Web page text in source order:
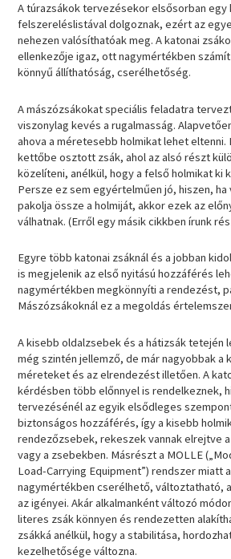
A túrazsákok tervezésekor elsősorban
felszereléslistával dolgoznak, ezért az
nehezen valósíthatóak meg. A katonai
ellenkezője igaz, ott nagymértékben
könnyű állíthatóság, cserélhetőség.
A mászózsákokat speciális feladatra
viszonylag kevés a rugalmasság.
ahova a méretesebb holmikat lehet eltenni.
kettőbe osztott zsák, ahol az alsó részt
közelíteni, anélkül, hogy a felső holmikat ki
Persze ez sem egyértelműen jó, hiszen, ha
pakolja össze a holmiját, akkor ezek az
válhatnak. (Erről egy másik cikkben írunk
Egyre több katonai zsáknál és a jobban
is megjelenik az első nyitású hozzáférés
nagymértékben megkönnyíti a rendezést,
Mászózsákoknál ez a megoldás
A kisebb oldalzsebek és a hátizsák tetején
még szintén jellemző, de már nagyobbak a
méreteket és az elrendezést illetően. A
kérdésben több előnnyel is rendelkeznek,
tervezésénél az egyik elsődleges
biztonságos hozzáférés, így a kisebb
rendezőzsebek, rekeszek vannak elrejtve
vagy a zsebekben. Másrészt a MOLLE
Load-Carrying Equipment”) rendszer miatt
nagymértékben cserélhető, változtatható,
az igényei. Akár alkalmanként változó
literes zsák könnyen és rendezetten
zsákká anélkül, hogy a stabilitása,
kezelhetősége változna.